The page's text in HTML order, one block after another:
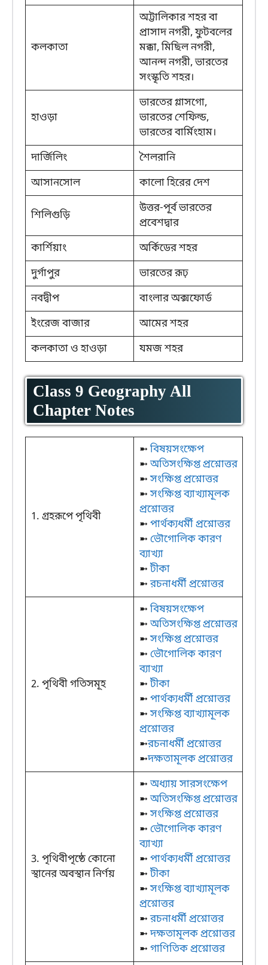
কলকাতা
অট্টালিকার শহর বা
প্রাসাদ নগরী, ফুটবলের
মক্কা, মিছিল নগরী,
আনন্দ নগরী, ভারতের
সংস্কৃতি শহর।
হাওড়া
ভারতের গ্লাসগো,
ভারতের শেফিল্ড,
ভারতের বার্মিংহাম।
দার্জিলিং
শৈলরানি
আসানসোল
কালো হিরের দেশ
শিলিগুড়ি
উত্তর-পূর্ব ভারতের
প্রবেশদ্বার
কার্শিয়াং
অর্কিডের শহর
দুর্গাপুর
ভারতের রূঢ়
নবদ্বীপ
বাংলার অক্সফোর্ড
ইংরেজ বাজার
আমের শহর
কলকাতা ও হাওড়া
যমজ শহর
Class 9 Geography All
Chapter Notes
1. গ্রহরূপে পৃথিবী
➼বিষয়সংক্ষেপ
➼অতিসংক্ষিপ্ত প্রশ্নোত্তর
➼সংক্ষিপ্ত প্রশ্নোত্তর
➼সংক্ষিপ্ত ব্যাখ্যামূলক
প্রশ্নোত্তর
➼ পার্থক্যধর্মী প্রশ্নোত্তর
➼ ভৌগোলিক কারণ
ব্যাখ্যা
➼টীকা
➼রচনাধর্মী প্রশ্নোত্তর
2. পৃথিবী গতিসমূহ
➼বিষয়সংক্ষেপ
➼অতিসংক্ষিপ্ত প্রশ্নোত্তর
➼সংক্ষিপ্ত প্রশ্নোত্তর
➼ ভৌগোলিক কারণ
ব্যাখ্যা
➼টীকা
➼ পার্থক্যধর্মী প্রশ্নোত্তর
➼সংক্ষিপ্ত ব্যাখ্যামূলক
প্রশ্নোত্তর
➼রচনাধর্মী প্রশ্নোত্তর
➼দক্ষতামূলক প্রশ্নোত্তর
3. পৃথিবীপৃষ্ঠে কোনো
স্থানের অবস্থান নির্ণয়
➼অধ্যায় সারসংক্ষেপ
➼অতিসংক্ষিপ্ত প্রশ্নোত্তর
➼সংক্ষিপ্ত প্রশ্নোত্তর
➼ ভৌগোলিক কারণ
ব্যাখ্যা
➼ পার্থক্যধর্মী প্রশ্নোত্তর
➼টীকা
➼সংক্ষিপ্ত ব্যাখ্যামূলক
প্রশ্নোত্তর
➼রচনাধর্মী প্রশ্নোত্তর
➼দক্ষতামূলক প্রশ্নোত্তর
➼ গাণিতিক প্রশ্নোত্তর